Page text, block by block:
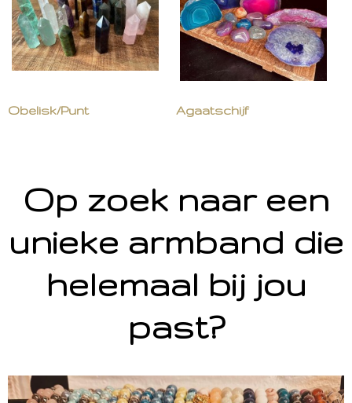
Obelisk/Punt Agaatschijf
Op zoek naar een
unieke armband die
helemaal bij jou
past?